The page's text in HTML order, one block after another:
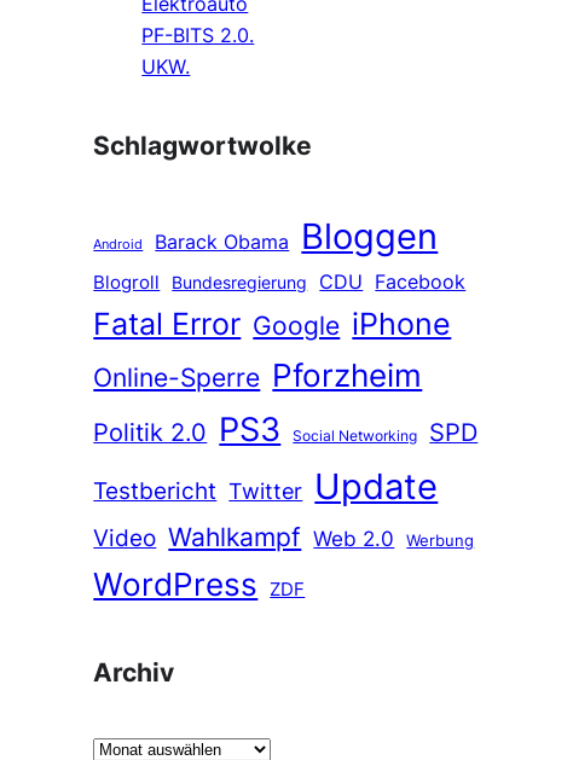
Elektroauto
PF-BITS 2.0.
UKW.
Schlagwortwolke
Android Barack Obama Bloggen
Blogroll Bundesregierung CDU Facebook
Fatal Error Google iPhone
Online-Sperre Pforzheim
Politik 2.0 PS3 Social Networking
SPD
Testbericht Twitter Update
Video Wahlkampf Web 2.0 Werbung
WordPress ZDF
Archiv
A